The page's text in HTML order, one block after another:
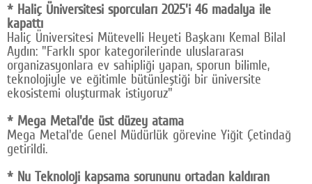
* Haliç Üniversitesi sporcuları 2025'i 46 madalya ile
kapattı
Haliç Üniversitesi Mütevelli Heyeti Başkanı Kemal Bilal
Aydın: "Farklı spor kategorilerinde uluslararası
organizasyonlara ev sahipliği yapan, sporun bilimle,
teknolojiyle ve eğitimle bütünleştiği bir üniversite
ekosistemi oluşturmak istiyoruz"
* Mega Metal'de üst düzey atama
Mega Metal'de Genel Müdürlük görevine Yiğit Çetindağ
getirildi.
* Nu Teknoloji kapsama sorununu ortadan kaldıran